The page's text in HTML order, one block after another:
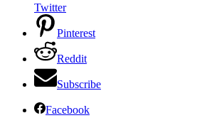
Twitter
Pinterest
Reddit
Subscribe
Facebook